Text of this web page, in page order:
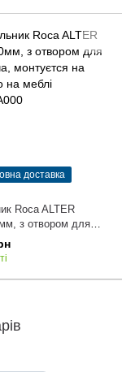
доставка
Roca ALTER
з отвором для
монтуєтся на стіну,
A3270MA000